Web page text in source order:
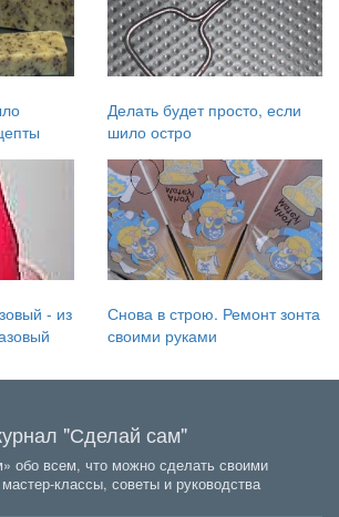
Делать будет просто, если
шило остро
- из
Снова в строю. Ремонт зонта
своими руками
"Сделай сам"
обо всем, что можно сделать своими
классы, советы и руководства